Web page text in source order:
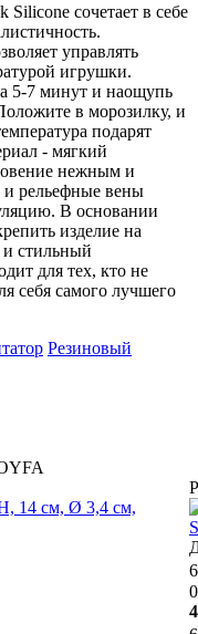
сочетает в себе
управлять
игрушки.
5-7 минут и наощупь
в морозилку, и
подарят
- мягкий
нежным и
и рельефные вены
В основании
изделие на
и стильный
для тех, кто не
себя самого лучшего
Резиновый